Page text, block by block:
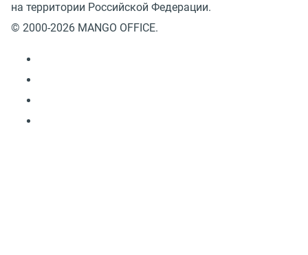
на территории Российской Федерации.
© 2000-2026 MANGO OFFICE.